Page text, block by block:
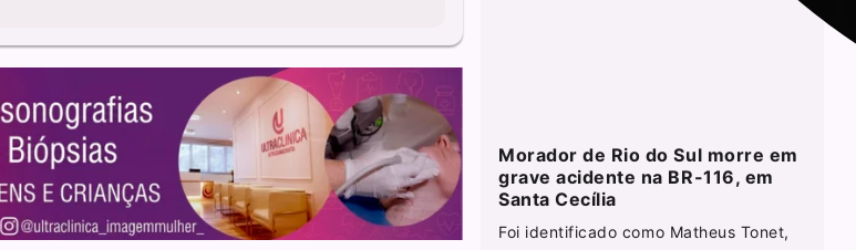
Morador de Rio do Sul morre em
grave acidente na BR-116, em
Santa Cecília
Foi identificado como Matheus Tonet,